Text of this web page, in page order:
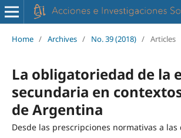
Home / Archives / No. 39 (2018) / Articles
La obligatoriedad de la
secundaria en
de Argentina
Desde las prescripciones normativas a las